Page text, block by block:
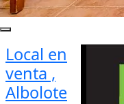
Local en
venta ,
Albolote